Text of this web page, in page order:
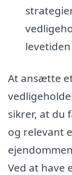
At ansætte
sikrer, at du
og relevant
Ved at have